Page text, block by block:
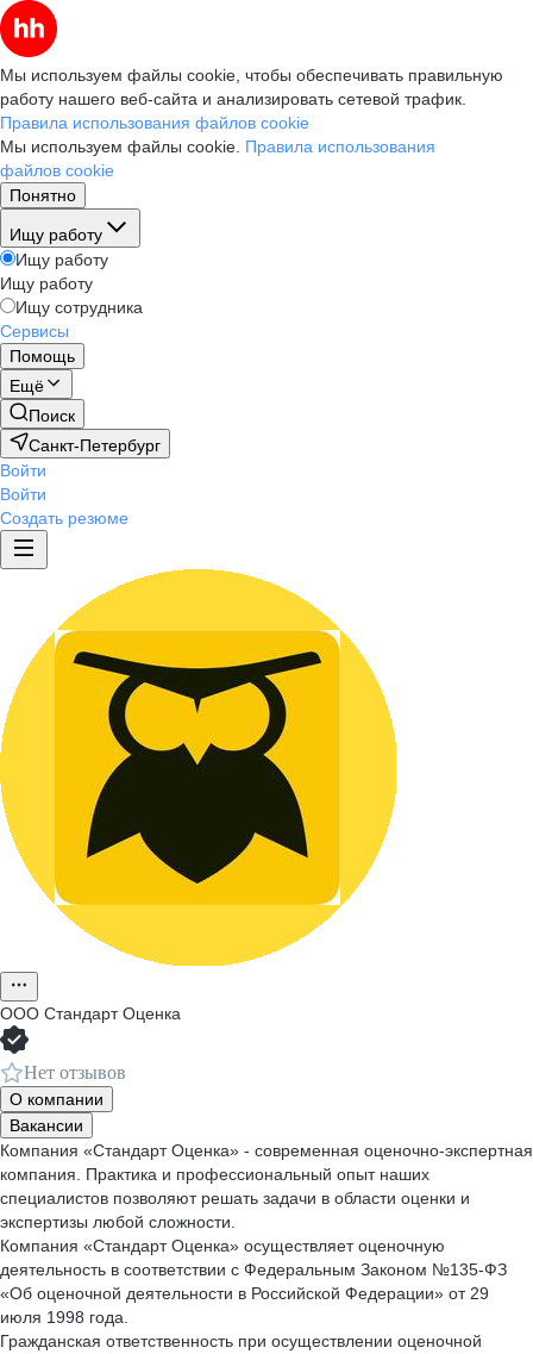
Мы используем файлы cookie, чтобы обеспечивать правильную
работу нашего веб-сайта и анализировать сетевой трафик.
Правила использования файлов cookie
Мы используем файлы cookie. Правила использования
файлов cookie
Понятно
Ищу работу
Ищу работу
Ищу работу
Ищу сотрудника
Сервисы
Помощь
Ещё
Поиск
Санкт-Петербург
Войти
Войти
Создать резюме
ООО Стандарт Оценка
Нет отзывов
О компании
Вакансии
Компания «Стандарт Оценка» - современная оценочно-экспертная
компания. Практика и профессиональный опыт наших
специалистов позволяют решать задачи в области оценки и
экспертизы любой сложности.
Компания «Стандарт Оценка» осуществляет оценочную
деятельность в соответствии с Федеральным Законом №135-ФЗ
«Об оценочной деятельности в Российской Федерации» от 29
июля 1998 года.
Гражданская ответственность при осуществлении оценочной